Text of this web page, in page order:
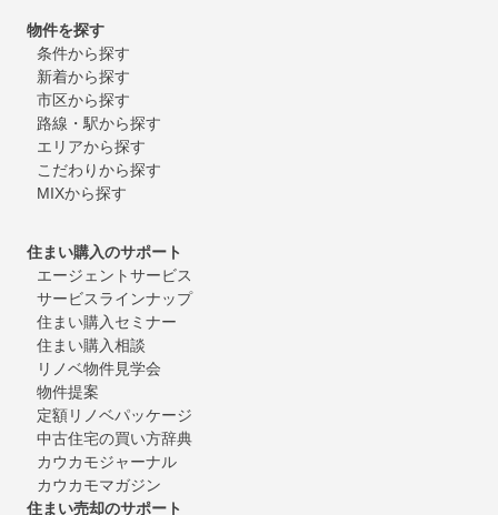
物件を探す
条件から探す
新着から探す
市区から探す
路線・駅から探す
エリアから探す
こだわりから探す
MIXから探す
住まい購入のサポート
エージェントサービス
サービスラインナップ
住まい購入セミナー
住まい購入相談
リノベ物件見学会
物件提案
定額リノベパッケージ
中古住宅の買い方辞典
カウカモジャーナル
カウカモマガジン
住まい売却のサポート